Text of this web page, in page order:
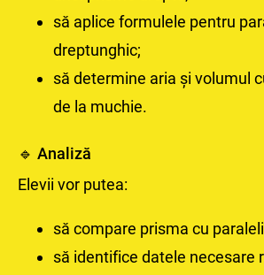
să aplice formulele pentru
dreptunghic;
să determine aria și volumul
de la muchie.
🔹 Analiză
Elevii vor putea:
să compare prisma cu
să identifice datele necesare